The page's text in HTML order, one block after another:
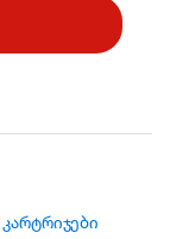
კარტრიჯები